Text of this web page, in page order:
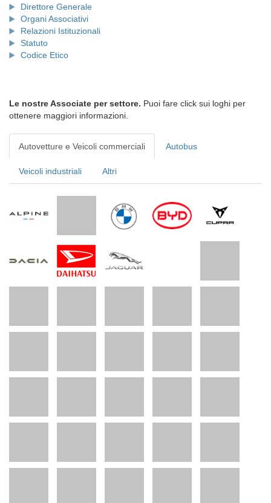
Direttore Generale
Organi Associativi
Relazioni Istituzionali
Statuto
Codice Etico
Le nostre Associate per settore. Puoi fare click sui loghi per
ottenere maggiori informazioni.
Autovetture e Veicoli commerciali Autobus
Veicoli industriali Altri